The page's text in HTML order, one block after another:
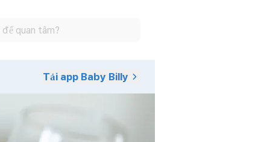
Tải app Baby Billy